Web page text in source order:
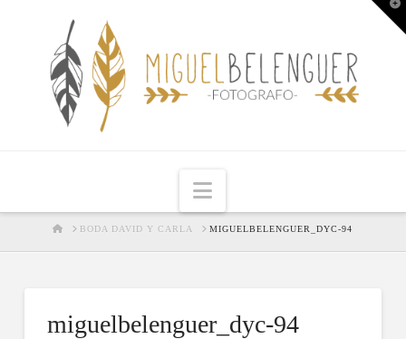
Navigation
HOMEBODA DAVID Y CARLA MIGUELBELENGUER_DYC-94
miguelbelenguer_dyc-94